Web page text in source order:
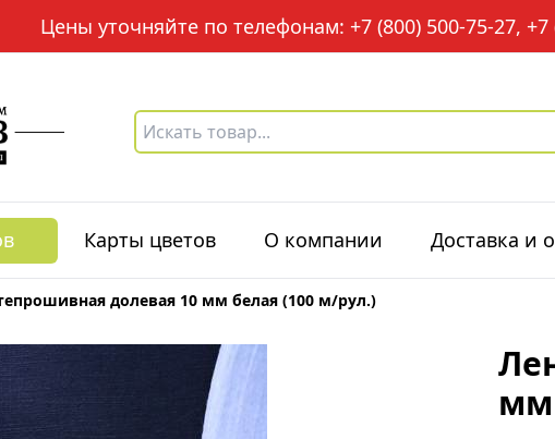
Цены уточняйте по телефонам: +7 (800) 500-75-27, +7
Карты цветов О компании Доставка и
долевая 10 мм белая (100 м/рул.)
мм